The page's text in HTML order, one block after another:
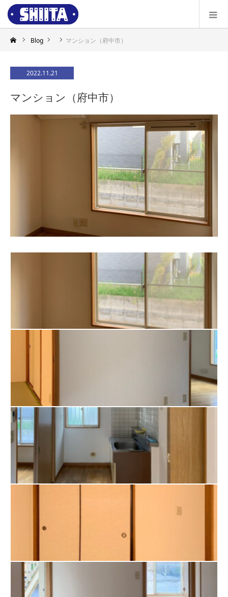
Blog マンション（府中市）
2022.11.21
マンション（府中市）